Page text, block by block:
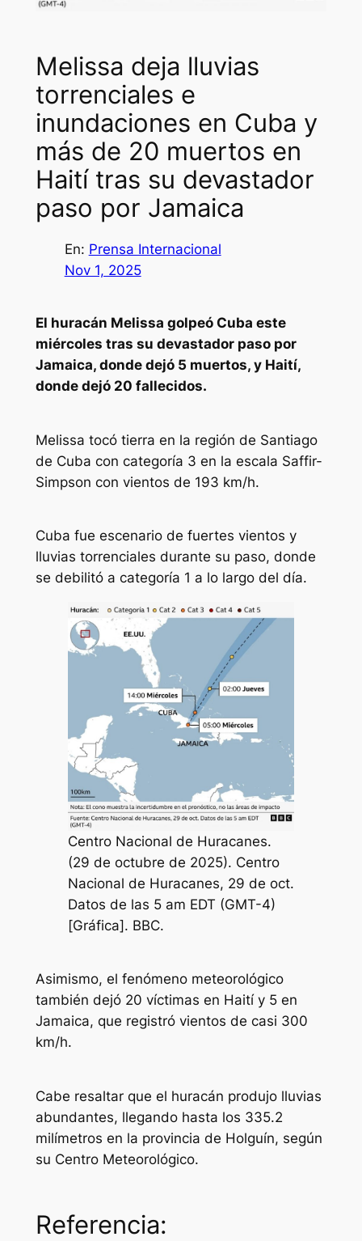
Melissa deja lluvias
torrenciales e
inundaciones en Cuba y
más de 20 muertos en
Haití tras su devastador
paso por Jamaica
En: Prensa Internacional
Nov 1, 2025
El huracán Melissa golpeó Cuba este
miércoles tras su devastador paso por
Jamaica, donde dejó 5 muertos, y Haití,
donde dejó 20 fallecidos.
Melissa tocó tierra en la región de Santiago
de Cuba con categoría 3 en la escala Saffir-
Simpson con vientos de 193 km/h.
Cuba fue escenario de fuertes vientos y
lluvias torrenciales durante su paso, donde
se debilitó a categoría 1 a lo largo del día.
Centro Nacional de Huracanes.
(29 de octubre de 2025). Centro
Nacional de Huracanes, 29 de oct.
Datos de las 5 am EDT (GMT-4)
[Gráfica]. BBC.
Asimismo, el fenómeno meteorológico
también dejó 20 víctimas en Haití y 5 en
Jamaica, que registró vientos de casi 300
km/h.
Cabe resaltar que el huracán produjo lluvias
abundantes, llegando hasta los 335.2
milímetros en la provincia de Holguín, según
su Centro Meteorológico.
Referencia: